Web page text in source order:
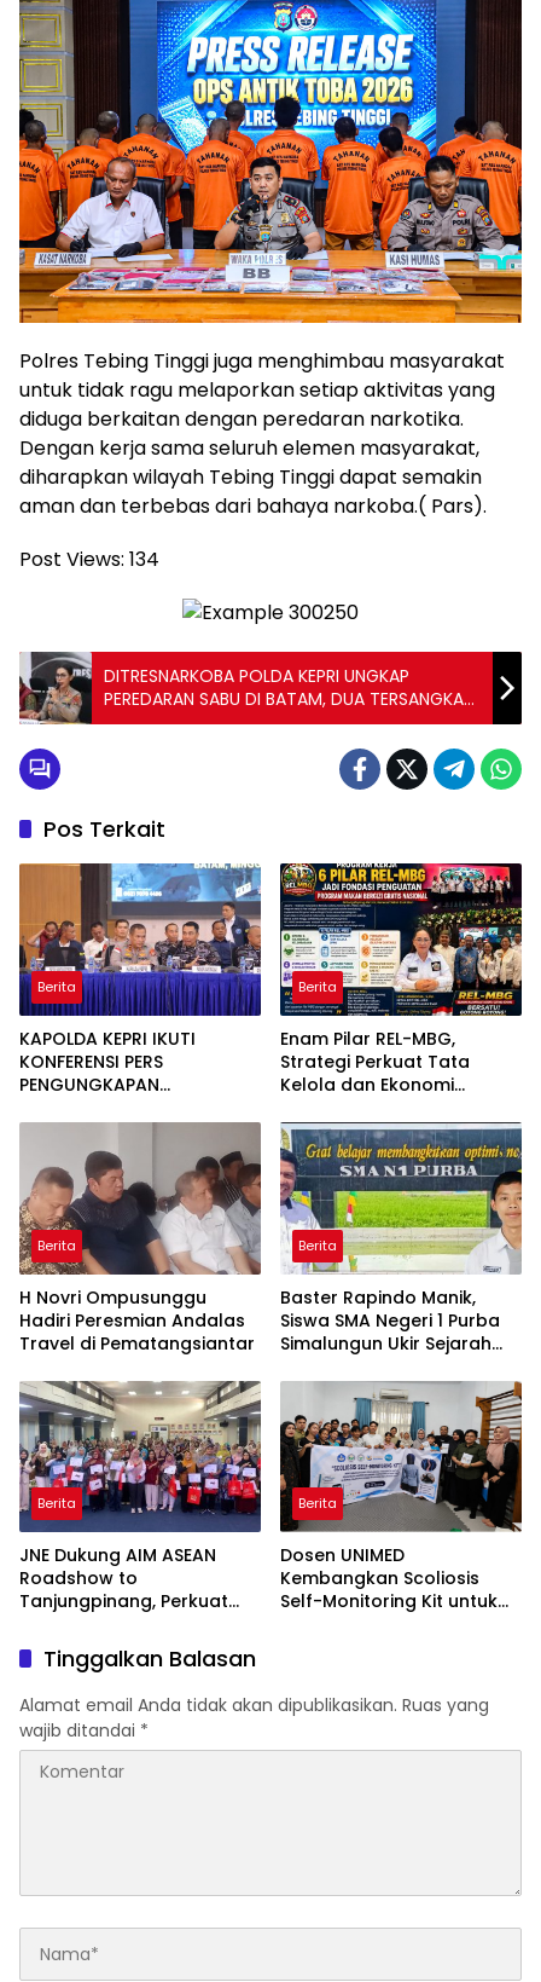
Polres Tebing Tinggi juga menghimbau masyarakat
untuk tidak ragu melaporkan setiap aktivitas yang
diduga berkaitan dengan peredaran narkotika.
Dengan kerja sama seluruh elemen masyarakat,
diharapkan wilayah Tebing Tinggi dapat semakin
aman dan terbebas dari bahaya narkoba.( Pars).
Post Views: 134
DITRESNARKOBA POLDA KEPRI UNGKAP
PEREDARAN SABU DI BATAM, DUA TERSANGKA
DAN 233,85 GRAM SABU DIAMANKAN
Pos Terkait
Berita
KAPOLDA KEPRI IKUTI
KONFERENSI PERS
PENGUNGKAPAN
KETAMINE DI PERAIRAN
Berita
Enam Pilar REL-MBG,
Strategi Perkuat Tata
Kelola dan Ekonomi
Program MBG
Berita
H Novri Ompusunggu
Hadiri Peresmian Andalas
Travel di Pematangsiantar
Berita
Baster Rapindo Manik,
Siswa SMA Negeri 1 Purba
Simalungun Ukir Sejarah
Berita
JNE Dukung AIM ASEAN
Roadshow to
Tanjungpinang, Perkuat
Pemanfaatan Teknologi AI
Berita
Dosen UNIMED
Kembangkan Scoliosis
Self-Monitoring Kit untuk
Tinggalkan Balasan
Alamat email Anda tidak akan dipublikasikan. Ruas yang
wajib ditandai *